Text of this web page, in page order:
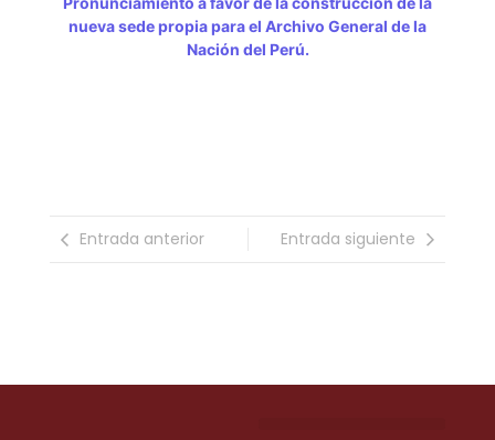
nueva sede propia para el Archivo General de la
Nación del Perú.
Entrada anterior Entrada siguiente